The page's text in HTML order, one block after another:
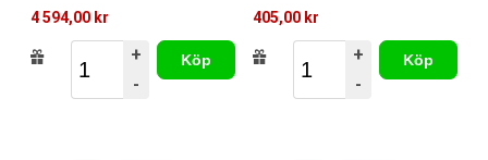
4 594,00 kr
+
-
Köp
405,00 kr
+
-
Köp